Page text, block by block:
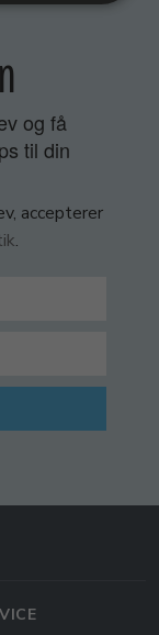
og få
til din
accepterer
.